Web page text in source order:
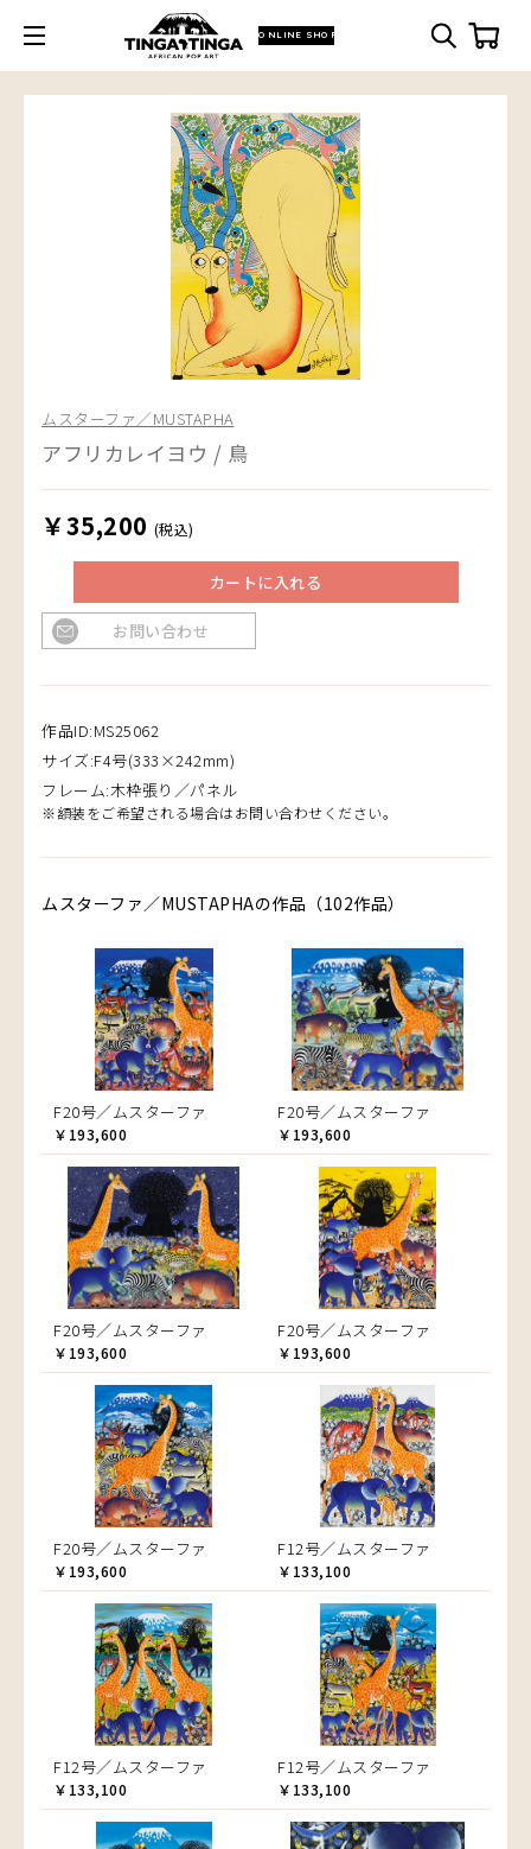
ONLINE SHOP
ムスターファ／MUSTAPHA
アフリカレイヨウ / 鳥
￥35,200 (税込)
カートに入れる
お問い合わせ
作品ID:MS25062
サイズ:F4号(333×242mm)
フレーム:木枠張り／パネル
※額装をご希望される場合はお問い合わせください。
ムスターファ／MUSTAPHAの作品（102作品）
F20号／ムスターファ
￥193,600
F20号／ムスターファ
￥193,600
F20号／ムスターファ
￥193,600
F20号／ムスターファ
￥193,600
F20号／ムスターファ
￥193,600
F12号／ムスターファ
￥133,100
F12号／ムスターファ
￥133,100
F12号／ムスターファ
￥133,100